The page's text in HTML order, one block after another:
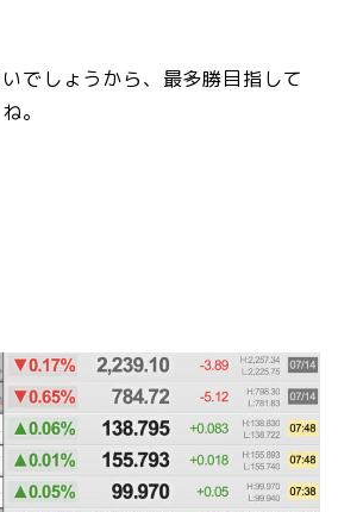
でしょうから、最多勝目指して
。